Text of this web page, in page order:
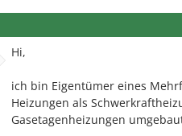
Hi,
ich bin Eigentümer eines
Heizungen als
Gasetagenheizungen